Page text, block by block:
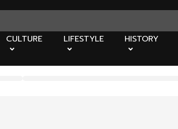
CULTURE LIFESTYLE HISTORY